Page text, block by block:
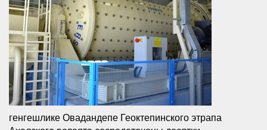
генгешлике Овадандепе Геоктепинского этрапа